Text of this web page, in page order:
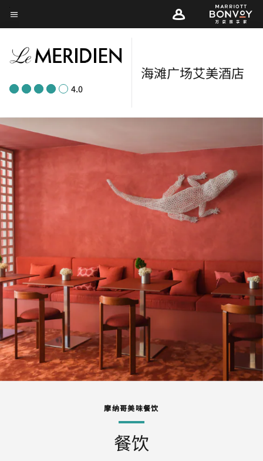
Skip
to
content
菜单文本
4.0
海滩广场艾美酒店
摩纳哥美味餐饮
餐饮